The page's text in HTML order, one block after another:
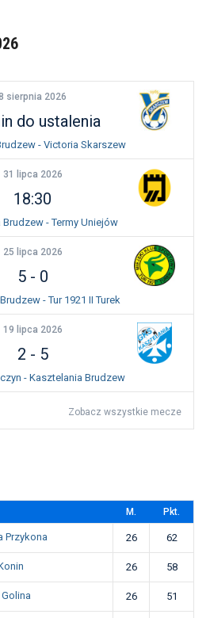
sierpnia 2026
do ustalenia
- Victoria Skarszew
31 lipca 2026
18:30
- Termy Uniejów
25 lipca 2026
5- 0
- Tur 1921 II Turek
19 lipca 2026
2 - 5
- Kasztelania Brudzew
Zobacz wszystkie mecze
M. Pkt.
Przykona 26 62
26 58
26 51